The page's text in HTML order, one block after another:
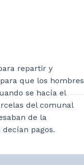
repartir y
que los hombres
se hacía el
del comunal
de la
pagos.